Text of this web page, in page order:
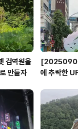
검역원을
만들자
에 추락한